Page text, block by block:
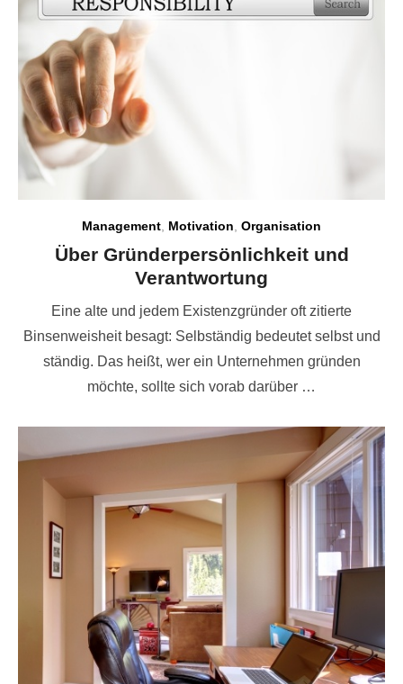
Management, Motivation, Organisation
Über Gründerpersönlichkeit und
Verantwortung
Eine alte und jedem Existenzgründer oft zitierte
Binsenweisheit besagt: Selbständig bedeutet selbst und
ständig. Das heißt, wer ein Unternehmen gründen
möchte, sollte sich vorab darüber …